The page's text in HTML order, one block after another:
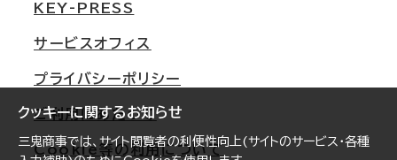
クッキーに関するお知らせ
三鬼商事では、サイト閲覧者の利便性向上(サイトのサービス・各種
大阪
名古屋
札幌
仙台
横浜
KEY-PRESS
サービスオフィス
プライバシーポリシー
ご利用にあたって
Cookie等の利用について